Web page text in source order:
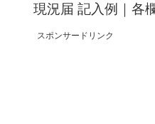
現況届 記入例｜各
スポンサードリンク